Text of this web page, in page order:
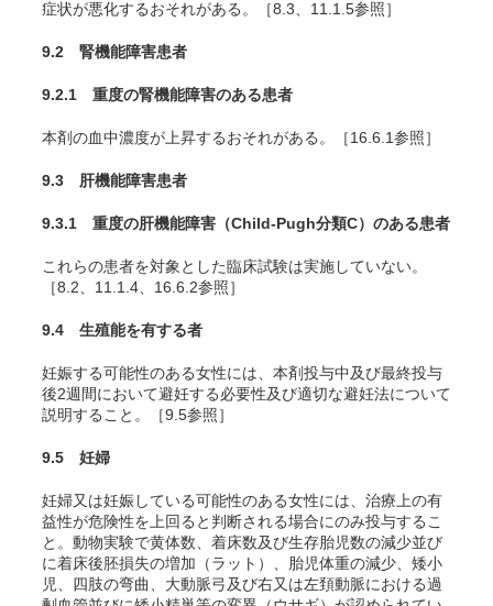
症状が悪化するおそれがある。［8.3、11.1.5参照］
9.2 腎機能障害患者
9.2.1 重度の腎機能障害のある患者
本剤の血中濃度が上昇するおそれがある。［16.6.1参照］
9.3 肝機能障害患者
9.3.1 重度の肝機能障害（Child-Pugh分類C）のある患者
これらの患者を対象とした臨床試験は実施していない。
［8.2、11.1.4、16.6.2参照］
9.4 生殖能を有する者
妊娠する可能性のある女性には、本剤投与中及び最終投与
後2週間において避妊する必要性及び適切な避妊法について
説明すること。［9.5参照］
9.5 妊婦
妊婦又は妊娠している可能性のある女性には、治療上の有
益性が危険性を上回ると判断される場合にのみ投与するこ
と。動物実験で黄体数、着床数及び生存胎児数の減少並び
に着床後胚損失の増加（ラット）、胎児体重の減少、矮小
児、四肢の弯曲、大動脈弓及び右又は左頚動脈における過